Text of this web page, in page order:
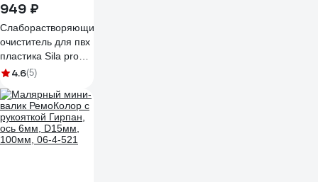
949 ₽
Слаборастворяющий
очиститель для пвх
пластика Sila pro
pvc cleaner №10
SILA PRO №10_6
4.6(5)